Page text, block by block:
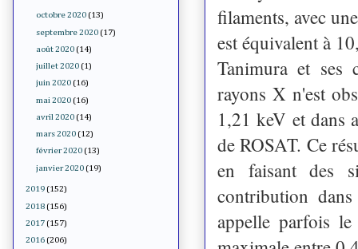
filaments, avec
est équivalent à
Tanimura et ses
rayons X n'est
1,21 keV et dans
de ROSAT. Ce
en faisant des
contribution
appelle parfois
octobre 2020 (13)
septembre 2020 (17)
août 2020 (14)
juillet 2020 (1)
juin 2020 (16)
mai 2020 (16)
avril 2020 (14)
mars 2020 (12)
février 2020 (13)
janvier 2020 (19)
2019 (152)
2018 (156)
2017 (157)
2016 (206)